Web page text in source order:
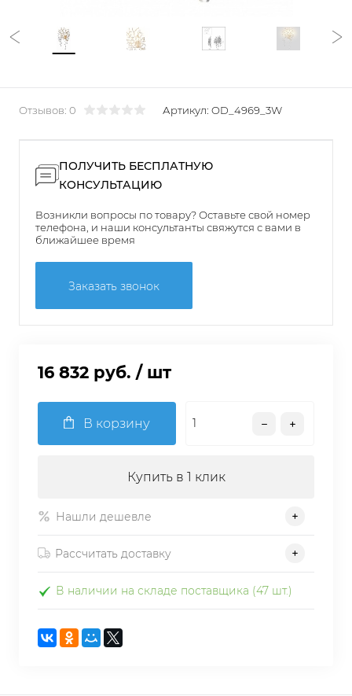
Отзывов: 0 Артикул: OD_4969_3W
ПОЛУЧИТЬ БЕСПЛАТНУЮ
КОНСУЛЬТАЦИЮ
Возникли вопросы по товару? Оставьте свой номер
телефона, и наши консультанты свяжутся с вами в
ближайшее время
Заказать звонок
16 832 руб. / шт
В корзину
Купить в 1 клик
Нашли дешевле
Рассчитать доставку
В наличии на складе поставщика (47 шт.)